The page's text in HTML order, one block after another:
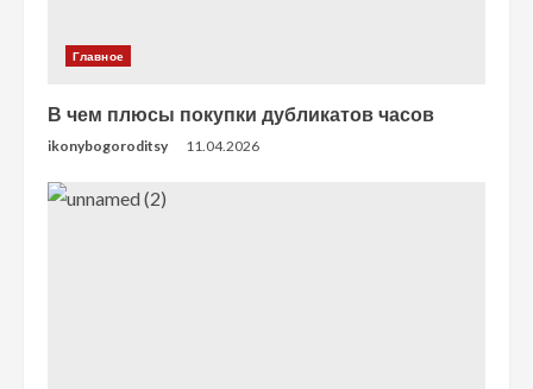
Главное
В чем плюсы покупки дубликатов часов
ikonybogoroditsy 11.04.2026